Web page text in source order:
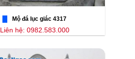
Mộ đá lục giác 4317
Liên hệ: 0982.583.000